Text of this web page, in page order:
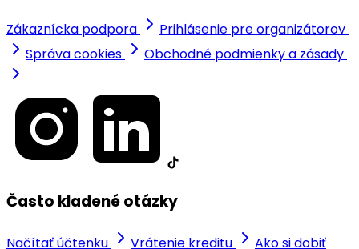
Zákaznícka podpora
Prihlásenie pre organizátorov
Správa cookies
Obchodné podmienky a zásady
Často kladené otázky
Načítať účtenku Vrátenie kreditu Ako si dobiť